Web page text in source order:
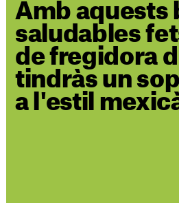
Amb aquests
saludables
de fregidora
tindràs un
a l'estil